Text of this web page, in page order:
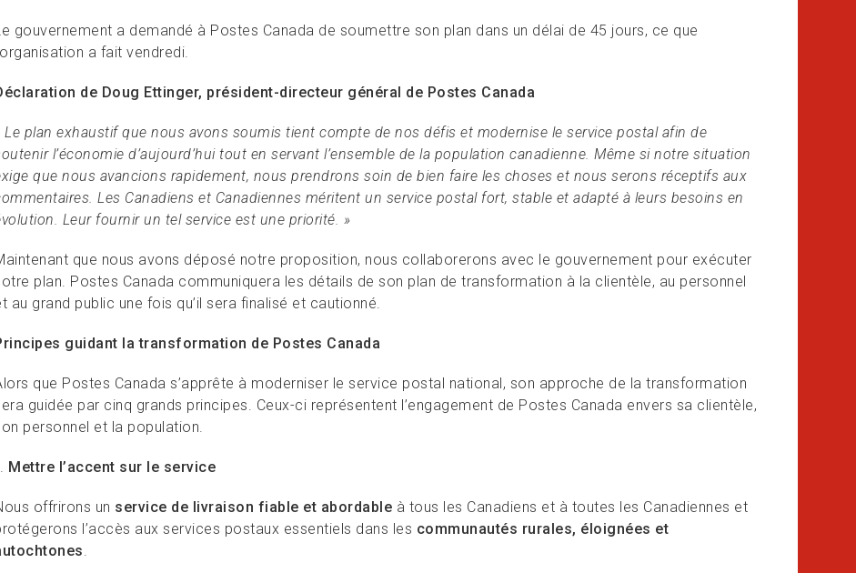
gouvernement a demandé à Postes Canada de soumettre son plan dans un délai de 45 jours, ce que
a fait vendredi.
de Doug Ettinger, président-directeur général de Postes Canada
Le plan exhaustif que nous avons soumis tient compte de nos défis et modernise le service postal afin de
l’économie d’aujourd’hui tout en servant l’ensemble de la population canadienne. Même si notre situation
que nous avancions rapidement, nous prendrons soin de bien faire les choses et nous serons réceptifs aux
Les Canadiens et Canadiennes méritent un service postal fort, stable et adapté à leurs besoins en
Leur fournir un tel service est une priorité. »
que nous avons déposé notre proposition, nous collaborerons avec le gouvernement pour exécuter
plan. Postes Canada communiquera les détails de son plan de transformation à la clientèle, au personnel
au grand public une fois qu’il sera finalisé et cautionné.
guidant la transformation de Postes Canada
que Postes Canada s’apprête à moderniser le service postal national, son approche de la transformation
guidée par cinq grands principes. Ceux-ci représentent l’engagement de Postes Canada envers sa clientèle,
personnel et la population.
Mettre l’accent sur le service
offrirons un service de livraison fiable et abordable à tous les Canadiens et à toutes les Canadiennes et
l’accès aux services postaux essentiels dans les communautés rurales, éloignées et
.